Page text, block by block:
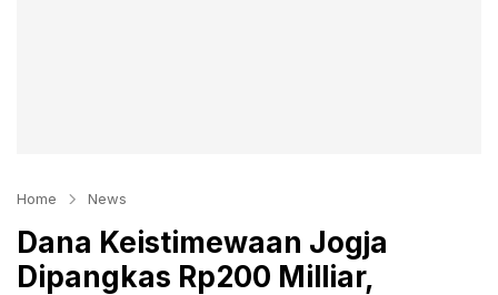
Home News
Dana Keistimewaan Jogja
Dipangkas Rp200 Milliar,